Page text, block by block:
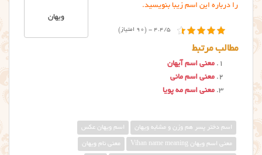
ویهان
را درباره این اسم زیبا بنویسید.
4.4/5 - (90 امتیاز)
مطالب مرتبط
معنی اسم آیهان
معنی اسم مانی
معنی اسم مه پویا
اسم دختر پسر هم وزن و مشابه ویهان اسم ویهان عکس
معني اسم ويهان Vihan name meaning معنی نام ویهان